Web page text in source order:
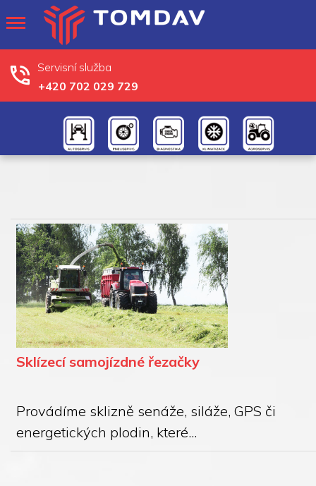
Servisní služba
+420 702 029 729
Sklízecí samojízdné řezačky
Provádíme sklizně senáže, siláže, GPS či
energetických plodin, které...